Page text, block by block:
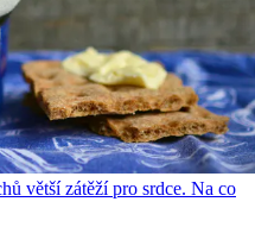
větší zátěží pro srdce. Na co